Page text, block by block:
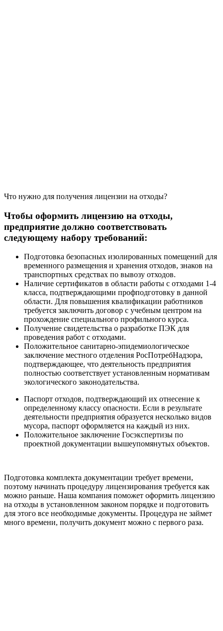
Что нужно для получения лицензии на отходы?
Чтобы оформить лицензию на отходы,
предприятие должно соответствовать
следующему набору требований:
Подготовка безопасных изолированных помещений для
временного размещения и хранения отходов, знаков на
транспортных средствах по вывозу отходов.
Наличие сертификатов в области работы с отходами 1-4
класса, подтверждающими профподготовку в данной
области. Для повышения квалификации работников
требуется заключить договор с учебным центром на
прохождение специального профильного курса.
Получение свидетельства о разработке ПЭК для
проведения работ с отходами.
Положительное санитарно-эпидемиологическое
заключение местного отделения РосПотребНадзора,
подтверждающее, что деятельность предприятия
полностью соответствует установленным нормативам
экологического законодательства.
Паспорт отходов, подтверждающий их отнесение к
определенному классу опасности. Если в результате
деятельности предприятия образуется несколько видов
мусора, паспорт оформляется на каждый из них.
Положительное заключение Госэкспертизы по
проектной документации вышеупомянутых объектов.
Подготовка комплекта документации требует времени,
поэтому начинать процедуру лицензирования требуется как
можно раньше. Наша компания поможет оформить лицензию
на отходы в установленном законом порядке и подготовить
для этого все необходимые документы. Процедура не займет
много времени, получить документ можно с первого раза.